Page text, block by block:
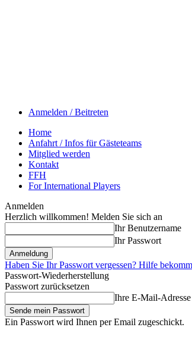
Anmelden / Beitreten
Home
Anfahrt / Infos für Gästeteams
Mitglied werden
Kontakt
FFH
For International Players
Anmelden
Herzlich willkommen! Melden Sie sich an
Ihr Benutzername
Ihr Passwort
Haben Sie Ihr Passwort vergessen? Hilfe
Passwort-Wiederherstellung
Passwort zurücksetzen
Ihre E-Mail-Adresse
Ein Passwort wird Ihnen per Email zugeschickt.